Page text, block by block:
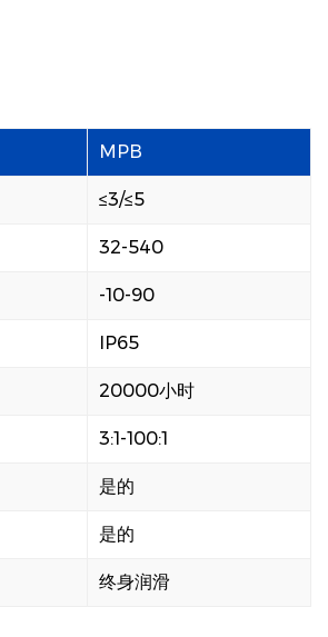
MPB
≤3/≤5
32-540
-10-90
IP65
20000小时
3:1-100:1
是的
是的
终身润滑